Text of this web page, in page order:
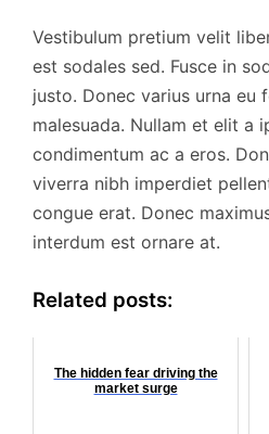
Vestibulum pretium velit
est sodales sed. Fusce in
justo. Donec varius urna eu
malesuada. Nullam et elit a
condimentum ac a eros.
viverra nibh imperdiet
congue erat. Donec
interdum est ornare at.
Related posts:
The hidden fear driving the
market surge